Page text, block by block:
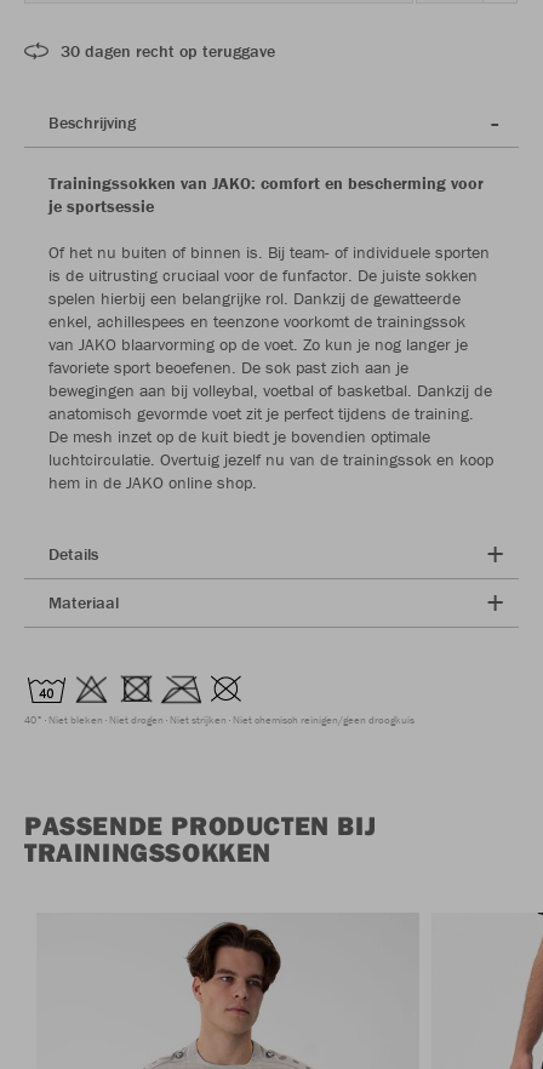
30 dagen recht op teruggave
Beschrijving
Trainingssokken van JAKO: comfort en bescherming voor
je sportsessie
Of het nu buiten of binnen is. Bij team- of individuele sporten
is de uitrusting cruciaal voor de funfactor. De juiste sokken
spelen hierbij een belangrijke rol. Dankzij de gewatteerde
enkel, achillespees en teenzone voorkomt de trainingssok
van JAKO blaarvorming op de voet. Zo kun je nog langer je
favoriete sport beoefenen. De sok past zich aan je
bewegingen aan bij volleybal, voetbal of basketbal. Dankzij de
anatomisch gevormde voet zit je perfect tijdens de training.
De mesh inzet op de kuit biedt je bovendien optimale
luchtcirculatie. Overtuig jezelf nu van de trainingssok en koop
hem in de JAKO online shop.
Details
Materiaal
40° Niet bleken Niet drogen Niet strijken Niet chemisch reinigen/geen droogkuis
PASSENDE PRODUCTEN BIJ
TRAININGSSOKKEN